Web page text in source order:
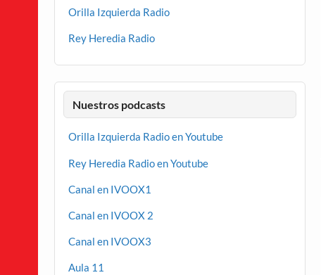
Orilla Izquierda Radio
Rey Heredia Radio
Nuestros podcasts
Orilla Izquierda Radio en Youtube
Rey Heredia Radio en Youtube
Canal en IVOOX1
Canal en IVOOX 2
Canal en IVOOX3
Aula 11